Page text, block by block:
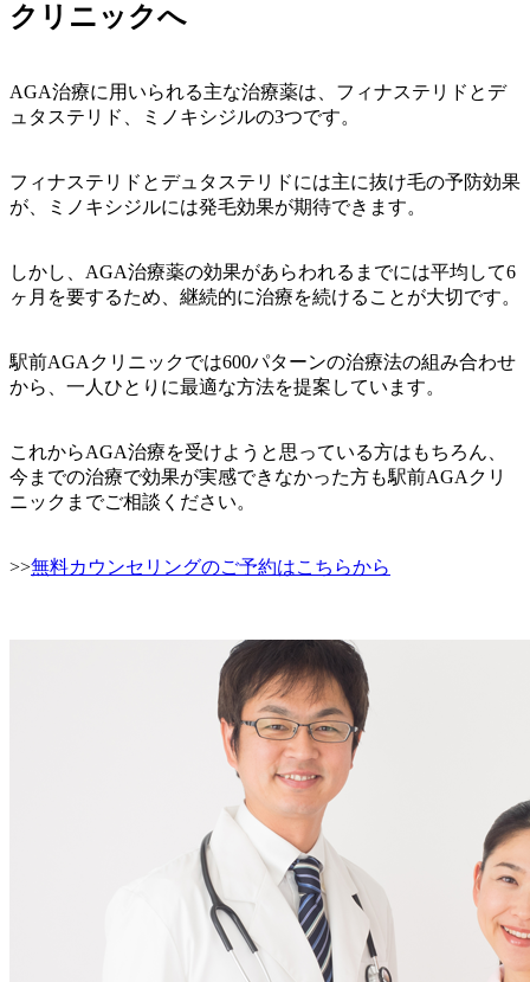
クリニックへ
AGA治療に用いられる主な治療薬は、フィナステリドとデ
ュタステリド、ミノキシジルの3つです。
フィナステリドとデュタステリドには主に抜け毛の予防効果
が、ミノキシジルには発毛効果が期待できます。
しかし、AGA治療薬の効果があらわれるまでには平均して6
ヶ月を要するため、継続的に治療を続けることが大切です。
駅前AGAクリニックでは600パターンの治療法の組み合わせ
から、一人ひとりに最適な方法を提案しています。
これからAGA治療を受けようと思っている方はもちろん、
今までの治療で効果が実感できなかった方も駅前AGAクリ
ニックまでご相談ください。
>>無料カウンセリングのご予約はこちらから